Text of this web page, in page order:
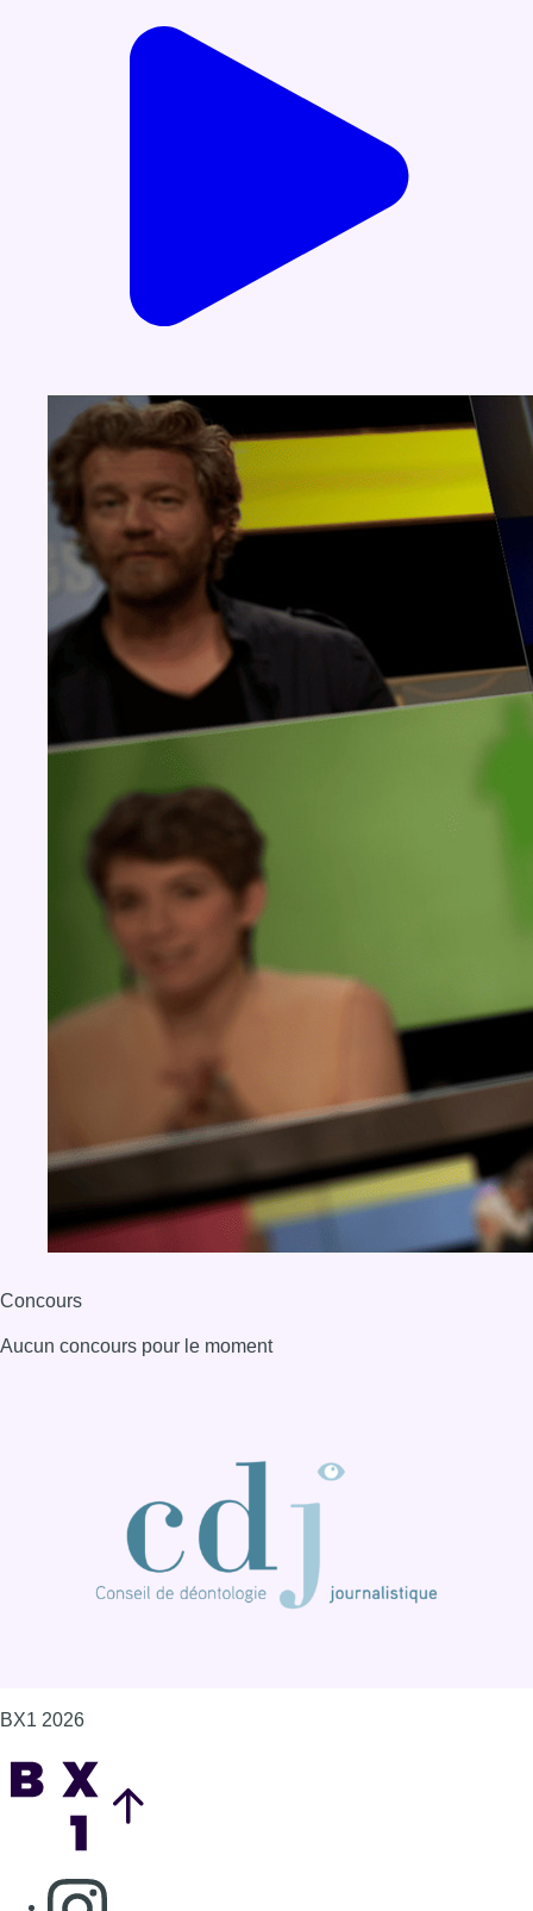
Concours
Aucun concours pour le moment
BX1 2026
Consulter page Instagram